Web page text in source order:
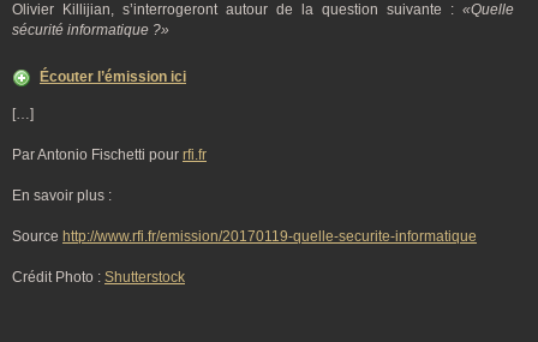
Olivier Killijian, s’interrogeront autour de la question suivante : «Quelle
sécurité informatique ?»
Écouter l’émission ici
[…]
Par Antonio Fischetti pour rfi.fr
En savoir plus :
Source http://www.rfi.fr/emission/20170119-quelle-securite-informatique
Crédit Photo : Shutterstock